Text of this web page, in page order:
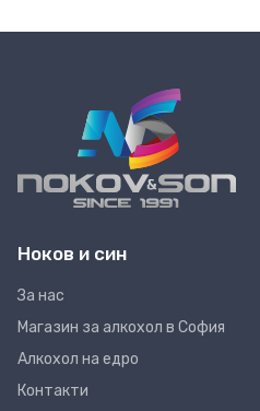
Ноков и син
За нас
Магазин за алкохол в София
Алкохол на едро
Контакти